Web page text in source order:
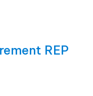
REP